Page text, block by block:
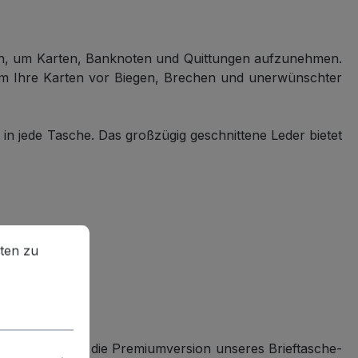
um Karten, Banknoten und Quittungen aufzunehmen.
Ihre Karten vor Biegen, Brechen und unerwünschter
jede Tasche. Das großzügig geschnittene Leder bietet
für die Premiumversion unseres Brieftasche-
zu können.
Mehr Informationen ...
zu